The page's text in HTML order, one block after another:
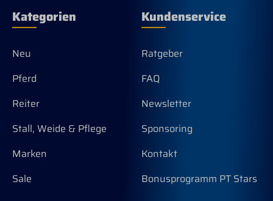
Kategorien
Neu
Pferd
Reiter
Stall, Weide & Pflege
Marken
Sale
Kundenservice
Ratgeber
FAQ
Newsletter
Sponsoring
Kontakt
Bonusprogramm PT Stars